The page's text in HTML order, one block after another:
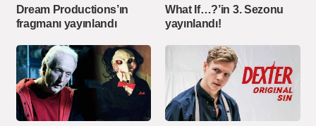
Dream Productions’ın
fragmanı yayınlandı
What If…?’in 3. Sezonu
yayınlandı!